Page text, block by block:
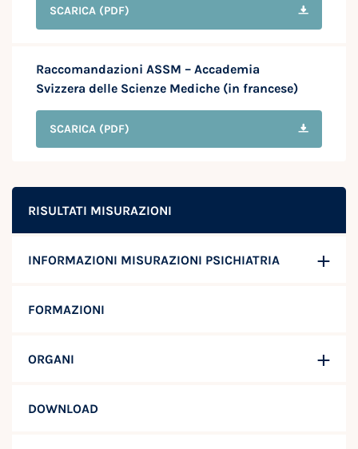
RISULTATI MISURAZIONI
INFORMAZIONI MISURAZIONI PSICHIATRIA
FORMAZIONI
ORGANI
DOWNLOAD
SCARICA (PDF)
Raccomandazioni ASSM – Accademia
Svizzera delle Scienze Mediche (in francese)
SCARICA (PDF)